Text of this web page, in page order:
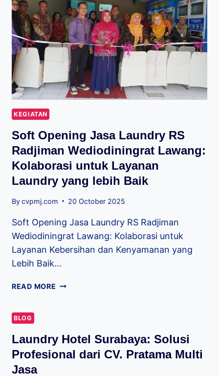
KEGIATAN
Soft Opening Jasa Laundry RS
Radjiman Wediodiningrat Lawang:
Kolaborasi untuk Layanan
Laundry yang lebih Baik
Bycvpmj.com 20 October 2025
Soft Opening Jasa Laundry RS Radjiman
Wediodiningrat Lawang: Kolaborasi untuk
Layanan Kebersihan dan Kenyamanan yang
Lebih Baik…
READ MORE
BLOG
Laundry Hotel Surabaya: Solusi
Profesional dari CV. Pratama Multi
Jasa